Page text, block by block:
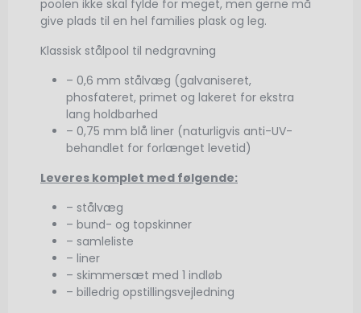
poolen ikke skal fylde for meget, men gerne må
give plads til en hel families plask og leg.
Klassisk stålpool til nedgravning
– 0,6 mm stålvæg (galvaniseret,
phosfateret, primet og lakeret for ekstra
lang holdbarhed
– 0,75 mm blå liner (naturligvis anti-UV-
behandlet for forlænget levetid)
Leveres komplet med følgende:
– stålvæg
– bund- og topskinner
– samleliste
– liner
– skimmersæt med 1 indløb
– billedrig opstillingsvejledning